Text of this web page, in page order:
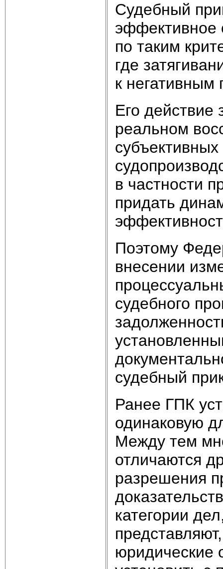
Судебный
эффективное
по таким
где
к негативным
Его действие
реальном
в частности
придать
Поэтому
внесении
судебного
судебный
Ранее ГПК
одинаковую
Между тем
отличаются
разрешения
категории
юридические